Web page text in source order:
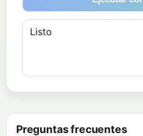
Listo
Preguntas frecuentes